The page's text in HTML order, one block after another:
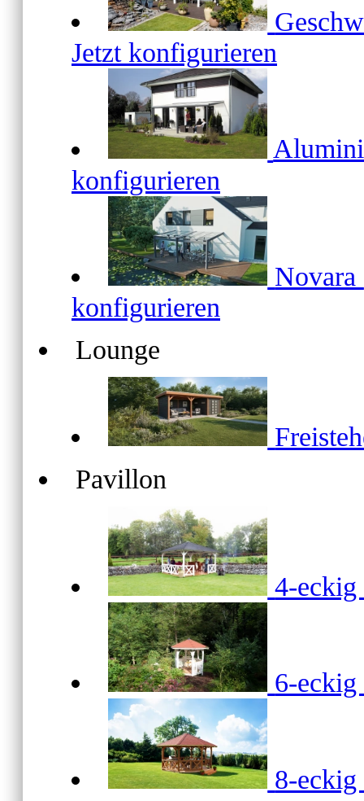
Jetzt konfigurieren
konfigurieren
Novara
konfigurieren
Lounge
Pavillon
4-eckig
6-eckig
8-eckig